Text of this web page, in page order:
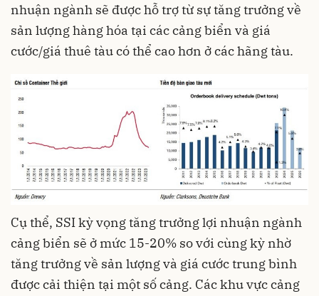
nhuận ngành sẽ được hỗ trợ từ sự tăng trưởng về
sản lượng hàng hóa tại các cảng biển và giá
cước/giá thuê tàu có thể cao hơn ở các hãng tàu.
Cụ thể, SSI kỳ vọng tăng trưởng lợi nhuận ngành
cảng biển sẽ ở mức 15-20% so với cùng kỳ nhờ
tăng trưởng về sản lượng và giá cước trung bình
được cải thiện tại một số cảng. Các khu vực cảng